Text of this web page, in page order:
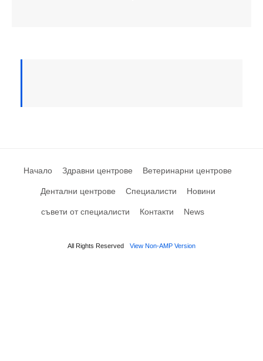
Начало Здравни центрове Ветеринарни центрове
Дентални центрове Специалисти Новини
съвети от специалисти Контакти News
All Rights Reserved View Non-AMP Version